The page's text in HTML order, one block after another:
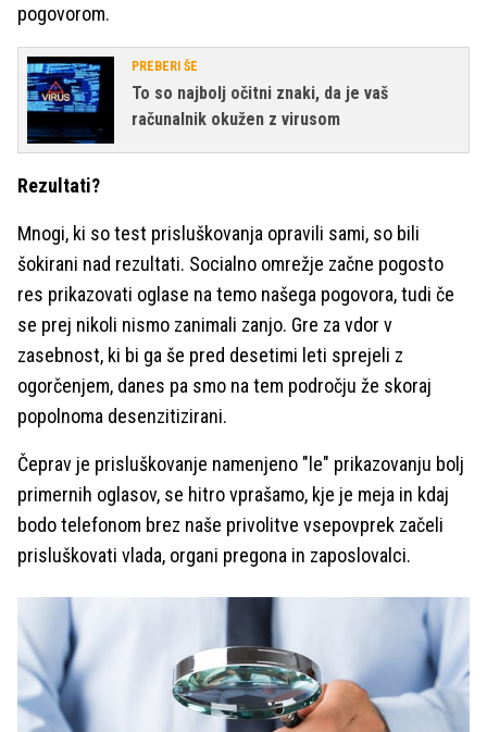
pogovorom.
PREBERI ŠE
To so najbolj očitni znaki, da je vaš
računalnik okužen z virusom
Rezultati?
Mnogi, ki so test prisluškovanja opravili sami, so bili
šokirani nad rezultati. Socialno omrežje začne pogosto
res prikazovati oglase na temo našega pogovora, tudi če
se prej nikoli nismo zanimali zanjo. Gre za vdor v
zasebnost, ki bi ga še pred desetimi leti sprejeli z
ogorčenjem, danes pa smo na tem področju že skoraj
popolnoma desenzitizirani.
Čeprav je prisluškovanje namenjeno "le" prikazovanju bolj
primernih oglasov, se hitro vprašamo, kje je meja in kdaj
bodo telefonom brez naše privolitve vsepovprek začeli
prisluškovati vlada, organi pregona in zaposlovalci.